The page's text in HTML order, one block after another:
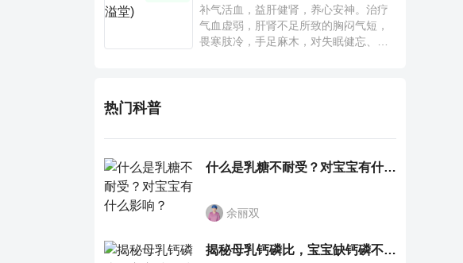
补气活血，益肝健肾，养心安神。治疗
气血虚弱，肝肾不足所致的胸闷气短，
畏寒肢冷，手足麻木，对失眠健忘、神
热门科普
什么是乳糖不耐受？对宝宝有什么影响？
余丽双
揭秘母乳钙磷比，宝宝缺钙磷不再愁